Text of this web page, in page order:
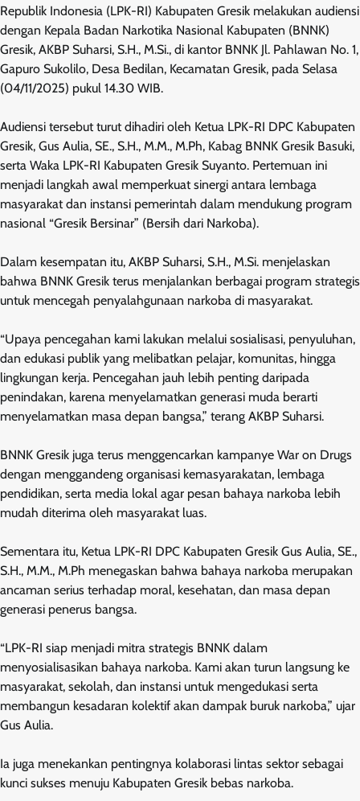
Republik Indonesia (LPK-RI) Kabupaten Gresik melakukan audiensi
dengan Kepala Badan Narkotika Nasional Kabupaten (BNNK)
Gresik, AKBP Suharsi, S.H., M.Si., di kantor BNNK Jl. Pahlawan No. 1,
Gapuro Sukolilo, Desa Bedilan, Kecamatan Gresik, pada Selasa
(04/11/2025) pukul 14.30 WIB.
Audiensi tersebut turut dihadiri oleh Ketua LPK-RI DPC Kabupaten
Gresik, Gus Aulia, SE., S.H., M.M., M.Ph, Kabag BNNK Gresik Basuki,
serta Waka LPK-RI Kabupaten Gresik Suyanto. Pertemuan ini
menjadi langkah awal memperkuat sinergi antara lembaga
masyarakat dan instansi pemerintah dalam mendukung program
nasional “Gresik Bersinar” (Bersih dari Narkoba).
Dalam kesempatan itu, AKBP Suharsi, S.H., M.Si. menjelaskan
bahwa BNNK Gresik terus menjalankan berbagai program strategis
untuk mencegah penyalahgunaan narkoba di masyarakat.
“Upaya pencegahan kami lakukan melalui sosialisasi, penyuluhan,
dan edukasi publik yang melibatkan pelajar, komunitas, hingga
lingkungan kerja. Pencegahan jauh lebih penting daripada
penindakan, karena menyelamatkan generasi muda berarti
menyelamatkan masa depan bangsa,” terang AKBP Suharsi.
BNNK Gresik juga terus menggencarkan kampanye War on Drugs
dengan menggandeng organisasi kemasyarakatan, lembaga
pendidikan, serta media lokal agar pesan bahaya narkoba lebih
mudah diterima oleh masyarakat luas.
Sementara itu, Ketua LPK-RI DPC Kabupaten Gresik Gus Aulia, SE.,
S.H., M.M., M.Ph menegaskan bahwa bahaya narkoba merupakan
ancaman serius terhadap moral, kesehatan, dan masa depan
generasi penerus bangsa.
“LPK-RI siap menjadi mitra strategis BNNK dalam
menyosialisasikan bahaya narkoba. Kami akan turun langsung ke
masyarakat, sekolah, dan instansi untuk mengedukasi serta
membangun kesadaran kolektif akan dampak buruk narkoba,” ujar
Gus Aulia.
Ia juga menekankan pentingnya kolaborasi lintas sektor sebagai
kunci sukses menuju Kabupaten Gresik bebas narkoba.